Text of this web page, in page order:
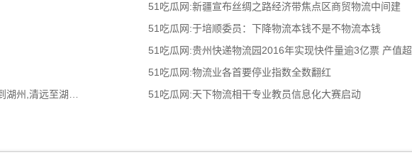
51吃瓜网:清远到湖州物流公司,清远整车物流到湖州,清远至湖州物流专线 - 天南
51吃瓜网:新疆宣布丝绸之路经济带焦点区商贸物流中间建
51吃瓜网:于培顺委员：下降物流本钱不是不物流本钱
51吃瓜网:贵州快递物流园2016年实现快件量逾3亿票 产值超
51吃瓜网:物流业各首要停业指数全数翻红
51吃瓜网:天下物流相干专业教员信息化大赛启动